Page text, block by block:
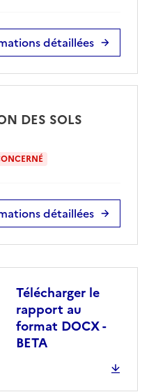
détaillées
DES SOLS
détaillées
Télécharger le
rapport au
format DOCX -
BETA